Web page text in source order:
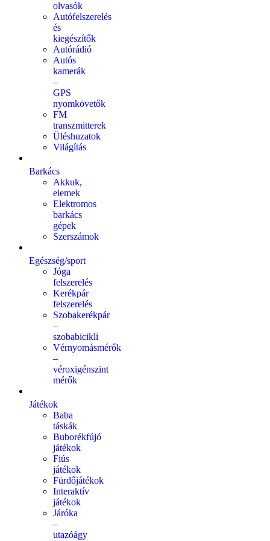
olvasók
Autófelszerelés
és
kiegészítők
Autórádió
Autós
kamerák
–
GPS
nyomkövetők
FM
transzmitterek
Üléshuzatok
Világítás
Barkács
Akkuk,
elemek
Elektromos
barkács
gépek
Szerszámok
Egészség/sport
Jóga
felszerelés
Kerékpár
felszerelés
Szobakerékpár
–
szobabicikli
Vérnyomásmérők
–
véroxigénszint
mérők
Játékok
Baba
táskák
Buborékfújó
játékok
Fiús
játékok
Fürdőjátékok
Interaktív
játékok
Járóka
–
utazóágy